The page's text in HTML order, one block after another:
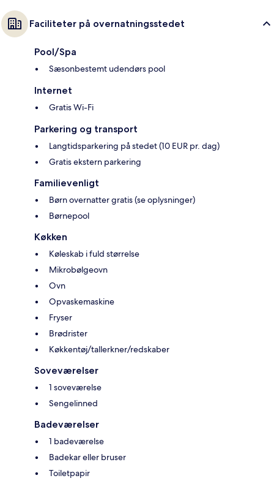
Faciliteter på overnatningsstedet
Pool/Spa
Sæsonbestemt udendørs pool
Internet
Gratis Wi-Fi
Parkering og transport
Langtidsparkering på stedet (10 EUR pr. dag)
Gratis ekstern parkering
Familievenligt
Børn overnatter gratis (se oplysninger)
Børnepool
Køkken
Køleskab i fuld størrelse
Mikrobølgeovn
Ovn
Opvaskemaskine
Fryser
Brødrister
Køkkentøj/tallerkner/redskaber
Soveværelser
1 soveværelse
Sengelinned
Badeværelser
1 badeværelse
Badekar eller bruser
Toiletpapir